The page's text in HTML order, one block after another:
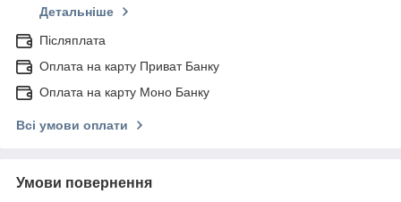
Детальніше
Післяплата
Оплата на карту Приват Банку
Оплата на карту Моно Банку
Всі умови оплати
Умови повернення